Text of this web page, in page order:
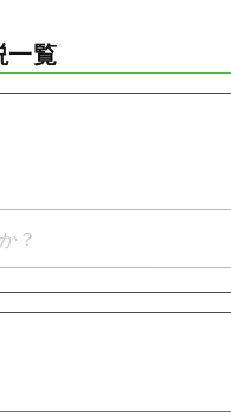
一覧